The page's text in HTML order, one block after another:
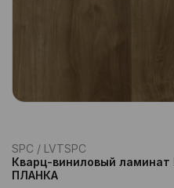
SPC / LVTSPC
Кварц-виниловый ламинат
ПЛАНКА